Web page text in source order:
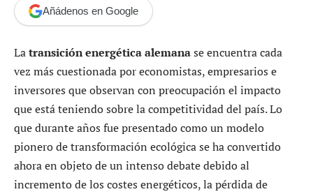
Añádenos en Google
Latransición energética alemanase encuentra cada
vez más cuestionada por economistas, empresarios e
inversores que observan con preocupación el impacto
que está teniendo sobre la competitividad del país. Lo
que durante años fue presentado como un modelo
pionero de transformación ecológica se ha convertido
ahora en objeto de un intenso debate debido al
incremento de los costes energéticos, la pérdida de